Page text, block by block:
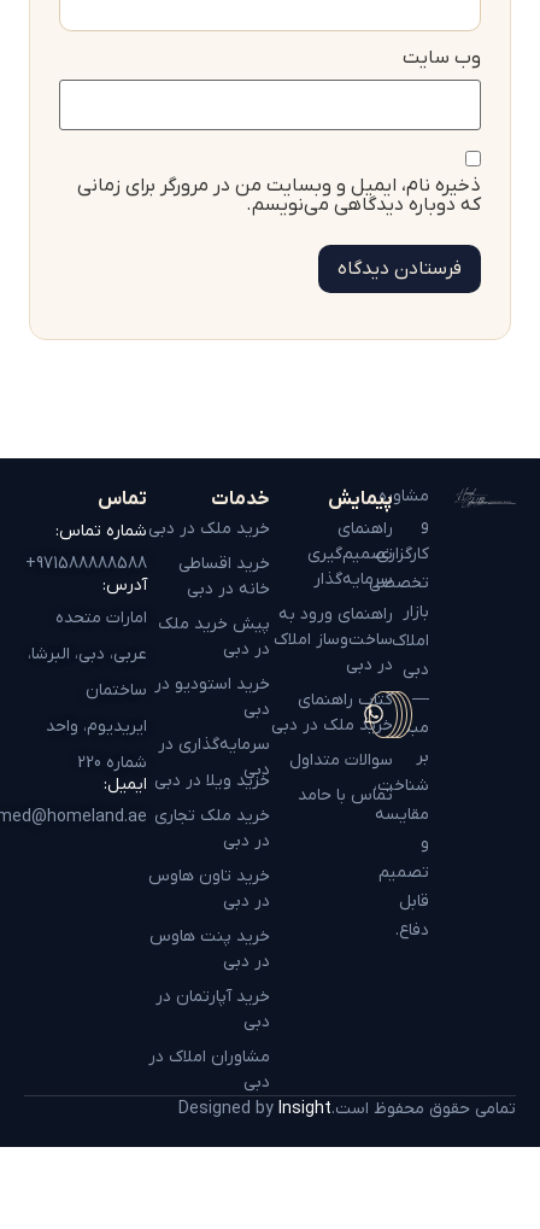
وب‌ سایت
ذخیره نام، ایمیل و وبسایت من در مرورگر برای زمانی
که دوباره دیدگاهی می‌نویسم.
مشاوره
کارگزاری
تخصصی
بازار
املاک
دبی
مبتنی
شناخت،
مقایسه
تصمیم
قابل
دفاع.
پیمایش
راهنمای
تصمیم‌گیری
سرمایه‌گذار
راهنمای ورود به
ساخت‌وساز املاک
در دبی
کتاب راهنمای
خرید ملک در دبی
سوالات متداول
تماس با حامد
خدمات
خرید ملک در دبی
خرید اقساطی
خانه در دبی
پیش خرید ملک
در دبی
خرید استودیو در
دبی
سرمایه‌گذاری در
دبیخرید ویلا در دبی
خرید ملک تجاری
در دبی
خرید تاون هاوس
در دبی
خرید پنت هاوس
در دبی
خرید آپارتمان در
دبی
مشاوران املاک در
دبی
تماس
شماره تماس:
971588888588+
آدرس:
امارات متحده
عربی، دبی، البرشا،
ساختمان
ایریدیوم، واحد
شماره 220
ایمیل:
hamed@homeland.ae
تمامی حقوق محفوظ است. Designed byInsight